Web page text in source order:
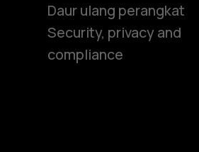
Daur ulang perangkat
Security, privacy and
compliance